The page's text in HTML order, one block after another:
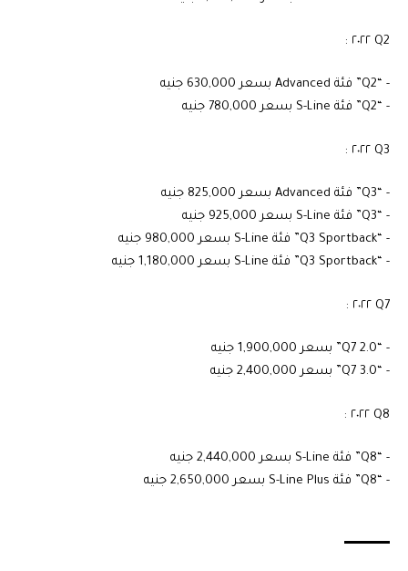
‏- “Q2” فئة Advanced بسعر 630,000 جنيه
‏- “Q2” فئة S-Line بسعر 780,000 جنيه
‏- “Q3” فئة Advanced بسعر 825,000 جنيه
‏- “Q3” فئة S-Line بسعر 925,000 جنيه
‏- “Q3 Sportback” فئة S-Line بسعر 980,000 جنيه
‏- “Q3 Sportback” فئة S-Line بسعر 1,180,000 جنيه
‏- “Q7 2.0” بسعر 1,900,000 جنيه
‏- “Q7 3.0” بسعر 2,400,000 جنيه
‏- “Q8” فئة S-Line بسعر 2,440,000 جنيه
‏- “Q8” فئة S-Line Plus بسعر 2,650,000 جنيه